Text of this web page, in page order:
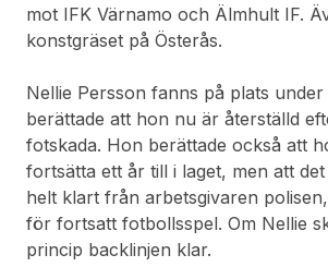
mot IFK Värnamo och Älmhult IF.
konstgräset på Österås.
Nellie Persson fanns på plats
berättade att hon nu är återställd
fotskada. Hon berättade också att
fortsätta ett år till i laget, men att
helt klart från arbetsgivaren
för fortsatt fotbollsspel. Om Nellie
princip backlinjen klar.